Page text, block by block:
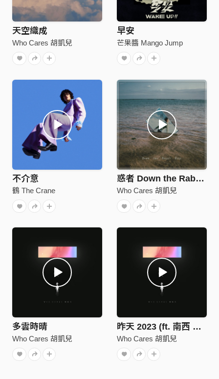
天空織成
Who Cares 胡凱兒
早安
芒果醬 Mango Jump
不介意
鶴 The Crane
惑者 Down the Rabbit Hole
Who Cares 胡凱兒
多雲時晴
Who Cares 胡凱兒
昨天 2023 (ft. 南西 Neci)
Who Cares 胡凱兒